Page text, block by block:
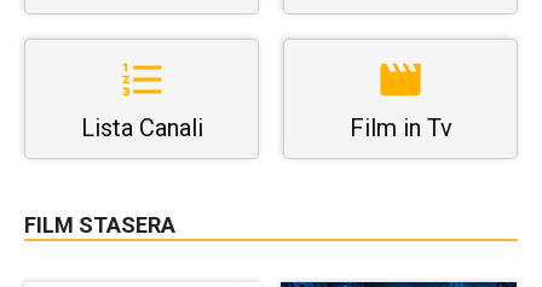
Lista Canali Film in Tv
FILM STASERA